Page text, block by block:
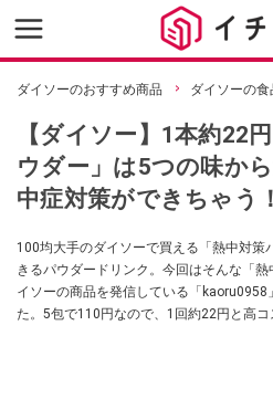
ダイソーのおすすめ商品 ダイソーの
【ダイソー】1本約22
ウダー」は5つの味か
中症対策ができちゃう！
100均大手のダイソーで買える「熱中対策
きるパウダードリンク。今回はそんな「
イソーの商品を発信している「kaoru0958
た。5包で110円なので、1回約22円と高
く熱中症対策ができるのだとか。気にな